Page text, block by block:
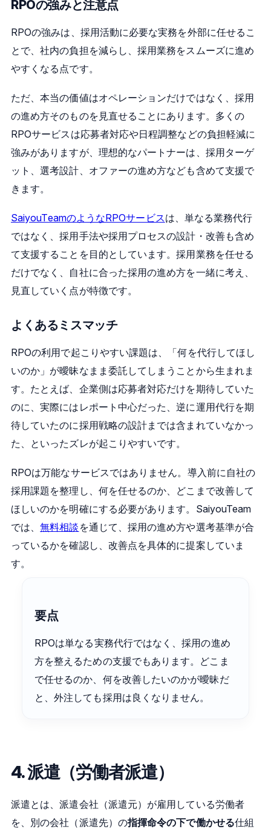
RPOの強みと注意点
RPOの強みは、採用活動に必要な実務を外部に任せるこ
とで、社内の負担を減らし、採用業務をスムーズに進め
やすくなる点です。
ただ、本当の価値はオペレーションだけではなく、採用
の進め方そのものを見直せることにあります。多くの
RPOサービスは応募者対応や日程調整などの負担軽減に
強みがありますが、理想的なパートナーは、採用ターゲ
ット、選考設計、オファーの進め方なども含めて支援で
きます。
SaiyouTeamのようなRPOサービスは、単なる業務代行
ではなく、採用手法や採用プロセスの設計・改善も含め
て支援することを目的としています。採用業務を任せる
だけでなく、自社に合った採用の進め方を一緒に考え、
見直していく点が特徴です。
よくあるミスマッチ
RPOの利用で起こりやすい課題は、「何を代行してほし
いのか」が曖昧なまま委託してしまうことから生まれま
す。たとえば、企業側は応募者対応だけを期待していた
のに、実際にはレポート中心だった、逆に運用代行を期
待していたのに採用戦略の設計までは含まれていなかっ
た、といったズレが起こりやすいです。
RPOは万能なサービスではありません。導入前に自社の
採用課題を整理し、何を任せるのか、どこまで改善して
ほしいのかを明確にする必要があります。SaiyouTeam
では、無料相談 を通じて、採用の進め方や選考基準が合
っているかを確認し、改善点を具体的に提案していま
す。
要点
RPOは単なる実務代行ではなく、採用の進め
方を整えるための支援でもあります。どこま
で任せるのか、何を改善したいのかが曖昧だ
と、外注しても採用は良くなりません。
4. 派遣（労働者派遣）
派遣とは、派遣会社（派遣元）が雇用している労働者
を、別の会社（派遣先）の指揮命令の下で働かせる仕組